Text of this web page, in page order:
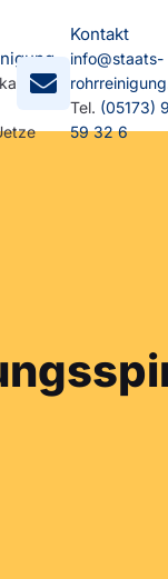
Kontakt
info@staats-
Tel. (05173)
59 32 6